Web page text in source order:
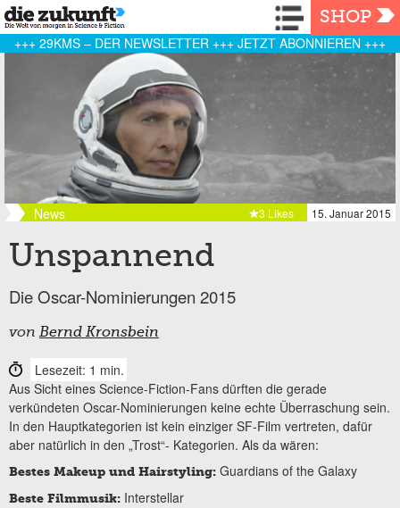
Navigation
SHOP
+++ 29KMS – DER NEWSLETTER +++ JETZT ABONNIEREN +++
News 15. Januar 2015
3 Likes
Unspannend
Die Oscar-Nominierungen 2015
von Bernd Kronsbein
Lesezeit: 1 min.
Aus Sicht eines Science-Fiction-Fans dürften die gerade
verkündeten Oscar-Nominierungen keine echte Überraschung sein.
In den Hauptkategorien ist kein einziger SF-Film vertreten, dafür
aber natürlich in den „Trost“- Kategorien. Als da wären:
Bestes Makeup und Hairstyling: Guardians of the Galaxy
Beste Filmmusik: Interstellar